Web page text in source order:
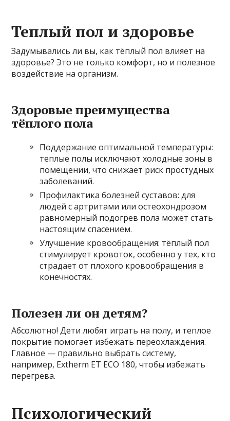
Теплый пол и здоровье
Задумывались ли вы, как тёплый пол влияет на
здоровье? Это не только комфорт, но и полезное
воздействие на организм.
Здоровые преимущества
тёплого пола
Поддержание оптимальной температуры:
теплые полы исключают холодные зоны в
помещении, что снижает риск простудных
заболеваний.
Профилактика болезней суставов: для
людей с артритами или остеохондрозом
равномерный подогрев пола может стать
настоящим спасением.
Улучшение кровообращения: тёплый пол
стимулирует кровоток, особенно у тех, кто
страдает от плохого кровообращения в
конечностях.
Полезен ли он детям?
Абсолютно! Дети любят играть на полу, и теплое
покрытие помогает избежать переохлаждения.
Главное — правильно выбрать систему,
например, Extherm ET ECO 180, чтобы избежать
перегрева.
Психологический